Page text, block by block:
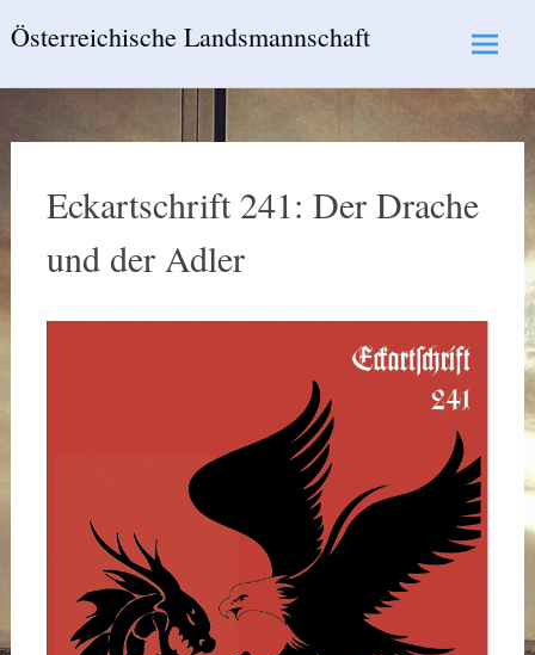
toÖsterreichische Landsmannschaft
Eckartschrift 241: Der Drache
und der Adler